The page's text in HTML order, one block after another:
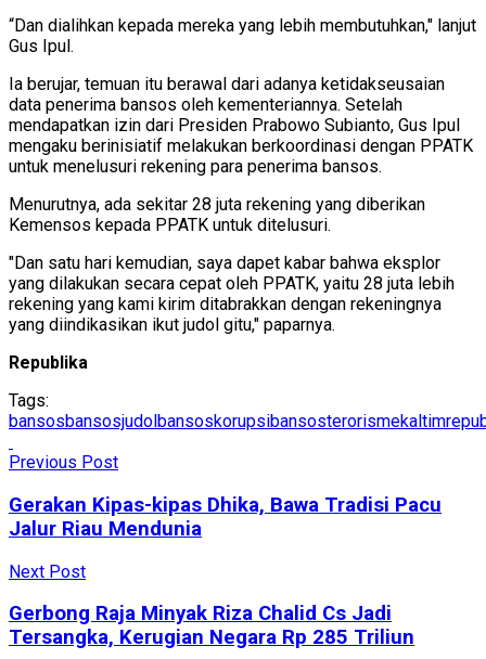
“Dan dialihkan kepada mereka yang lebih membutuhkan," lanjut
Gus Ipul.
Ia berujar, temuan itu berawal dari adanya ketidakseusaian
data penerima bansos oleh kementeriannya. Setelah
mendapatkan izin dari Presiden Prabowo Subianto, Gus Ipul
mengaku berinisiatif melakukan berkoordinasi dengan PPATK
untuk menelusuri rekening para penerima bansos.
Menurutnya, ada sekitar 28 juta rekening yang diberikan
Kemensos kepada PPATK untuk ditelusuri.
"Dan satu hari kemudian, saya dapet kabar bahwa eksplor
yang dilakukan secara cepat oleh PPATK, yaitu 28 juta lebih
rekening yang kami kirim ditabrakkan dengan rekeningnya
yang diindikasikan ikut judol gitu," paparnya.
Republika
Tags:
bansosbansosjudol bansoskorupsibansosterorisme
Previous Post
Gerakan Kipas-kipas Dhika, Bawa Tradisi Pacu
Jalur Riau Mendunia
Next Post
Gerbong Raja Minyak Riza Chalid Cs Jadi
Tersangka, Kerugian Negara Rp 285 Triliun